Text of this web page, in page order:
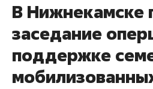
В Нижнекамске
заседание
поддержке